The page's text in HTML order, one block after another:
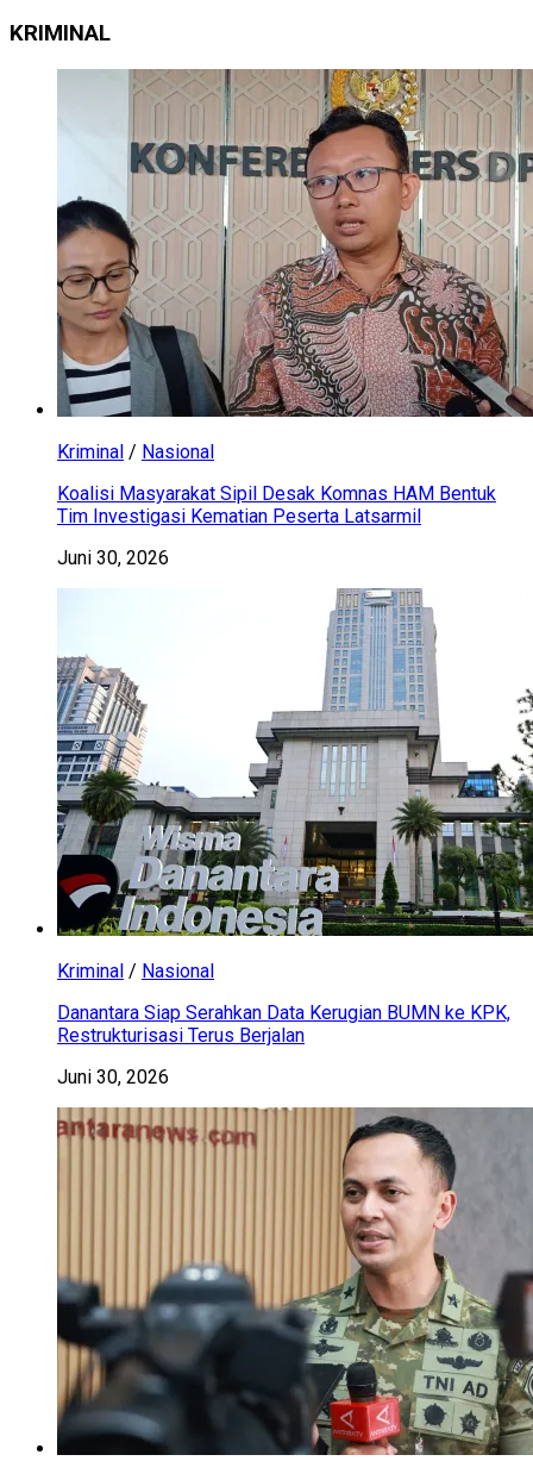
KRIMINAL
Kriminal / Nasional
Koalisi Masyarakat Sipil Desak Komnas HAM Bentuk
Tim Investigasi Kematian Peserta Latsarmil
Juni 30, 2026
Kriminal / Nasional
Danantara Siap Serahkan Data Kerugian BUMN ke KPK,
Restrukturisasi Terus Berjalan
Juni 30, 2026